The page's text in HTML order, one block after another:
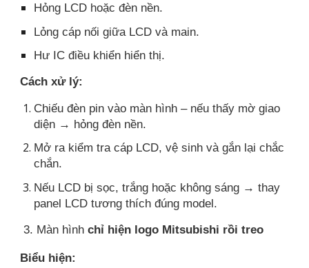
Hỏng LCD hoặc đèn nền.
Lỏng cáp nối giữa LCD và main.
Hư IC điều khiển hiển thị.
Cách xử lý:
Chiếu đèn pin vào màn hình – nếu thấy mờ giao
diện → hỏng đèn nền.
Mở ra kiểm tra cáp LCD, vệ sinh và gắn lại chắc
chắn.
Nếu LCD bị sọc, trắng hoặc không sáng → thay
panel LCD tương thích đúng model.
3. Màn hìnhchỉ hiện logo Mitsubishi rồi treo
Biểu hiện: